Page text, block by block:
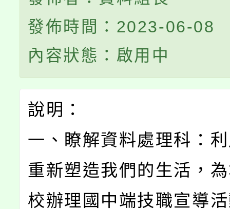
發佈時間：2023-06-08
內容狀態：啟用中
說明：
一、瞭解資料處理科：
重新塑造我們的生活，
校辦理國中端技職宣導